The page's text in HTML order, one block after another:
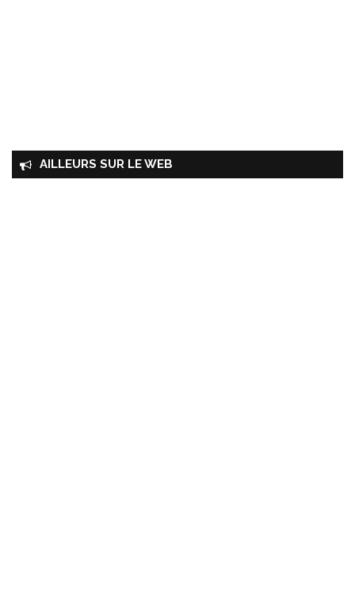
AILLEURS SUR LE WEB